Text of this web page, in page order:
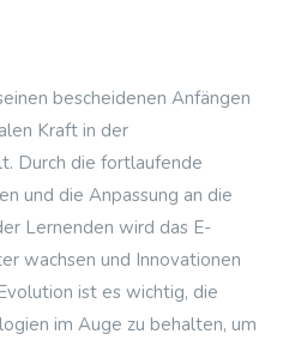
bescheidenen Anfängen
Kraft in der
Durch die fortlaufende
und die Anpassung an die
Lernenden wird das E-
wachsen und Innovationen
ist es wichtig, die
im Auge zu behalten, um